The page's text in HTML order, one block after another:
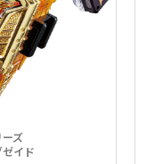
ズ
イド